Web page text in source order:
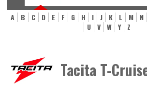
A B C D E F G H I J K L M N
U
V W Y Z
Tacita T-